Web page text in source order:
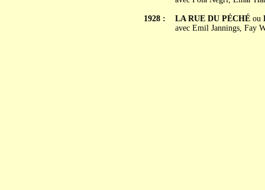
1928 : LA RUE DU PÉCHÉou
avec Emil Jannings, Fay